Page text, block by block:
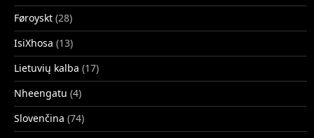
Føroyskt (28)
IsiXhosa (13)
Lietuvių kalba (17)
Nheengatu (4)
Slovenčina (74)